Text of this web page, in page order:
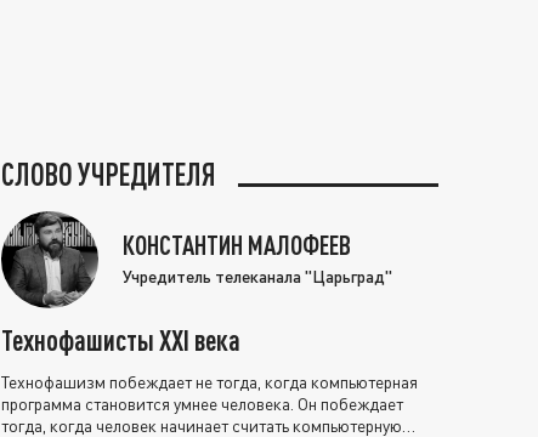
СЛОВО УЧРЕДИТЕЛЯ
КОНСТАНТИН МАЛОФЕЕВ
Учредитель телеканала "Царьград"
Технофашисты XXI века
Технофашизм побеждает не тогда, когда компьютерная
программа становится умнее человека. Он побеждает
тогда, когда человек начинает считать компьютерную